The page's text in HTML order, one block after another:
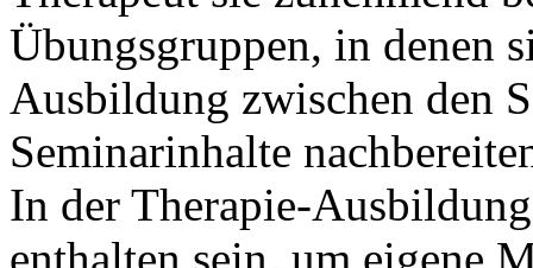
Übungsgruppen, in denen
Ausbildung zwischen den
Seminarinhalte
In der Therapie-
enthalten sein, um eigene